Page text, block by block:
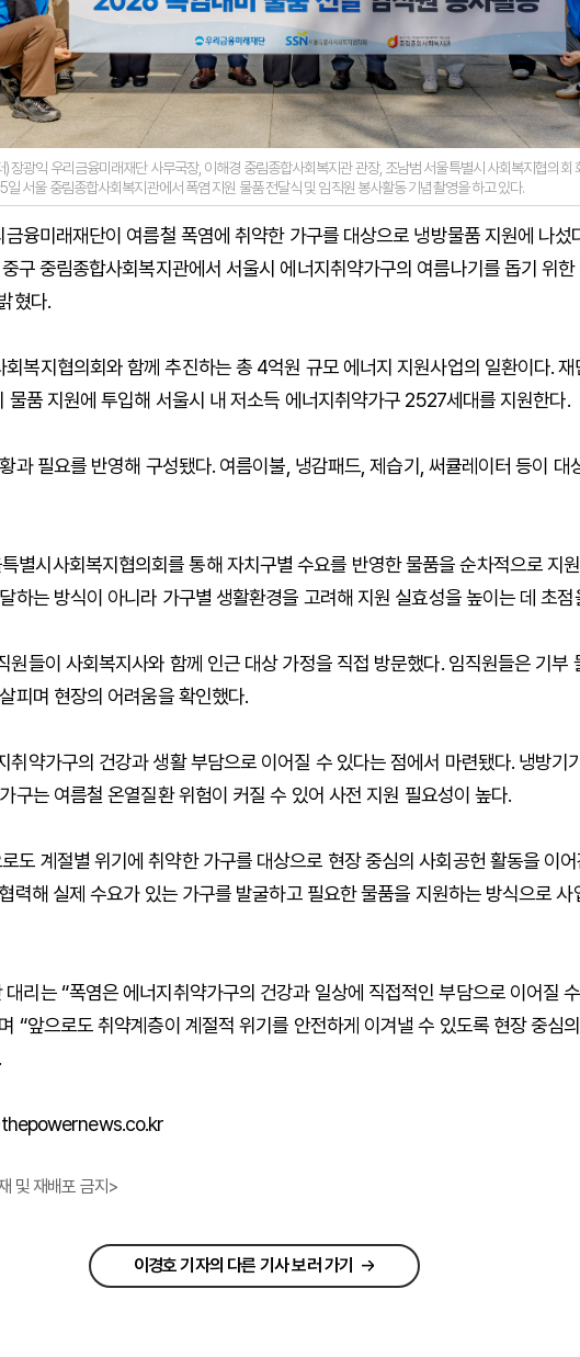
) 장광익 우리금융미래재단 사무국장, 이해경 중림종합사회복지관 관장, 조남범 서울특별시 사회복지협의회
일 서울 중림종합사회복지관에서 폭염 지원 물품 전달식 및 임직원 봉사활동 기념촬영을 하고 있다.
융미래재단이 여름철 폭염에 취약한 가구를 대상으로 냉방물품 지원에 나섰
구 중림종합사회복지관에서 서울시 에너지취약가구의 여름나기를 돕기 위
혔다.
복지협의회와 함께 추진하는 총 4억원 규모 에너지 지원사업의 일환이다.
물품 지원에 투입해 서울시 내 저소득 에너지취약가구 2527세대를 지원한다.
과 필요를 반영해 구성됐다. 여름이불, 냉감패드, 제습기, 써큘레이터 등이 대
별시사회복지협의회를 통해 자치구별 수요를 반영한 물품을 순차적으로 지
하는 방식이 아니라 가구별 생활환경을 고려해 지원 실효성을 높이는 데 초점
원들이 사회복지사와 함께 인근 대상 가정을 직접 방문했다. 임직원들은 기부
피며 현장의 어려움을 확인했다.
취약가구의 건강과 생활 부담으로 이어질 수 있다는 점에서 마련됐다. 냉방기
구는 여름철 온열질환 위험이 커질 수 있어 사전 지원 필요성이 높다.
도 계절별 위기에 취약한 가구를 대상으로 현장 중심의 사회공헌 활동을 이
력해 실제 수요가 있는 가구를 발굴하고 필요한 물품을 지원하는 방식으로 사
리는 “폭염은 에너지취약가구의 건강과 일상에 직접적인 부담으로 이어질
“앞으로도 취약계층이 계절적 위기를 안전하게 이겨낼 수 있도록 현장 중심
및 재배포 금지>
이경호 기자의 다른 기사 보러 가기